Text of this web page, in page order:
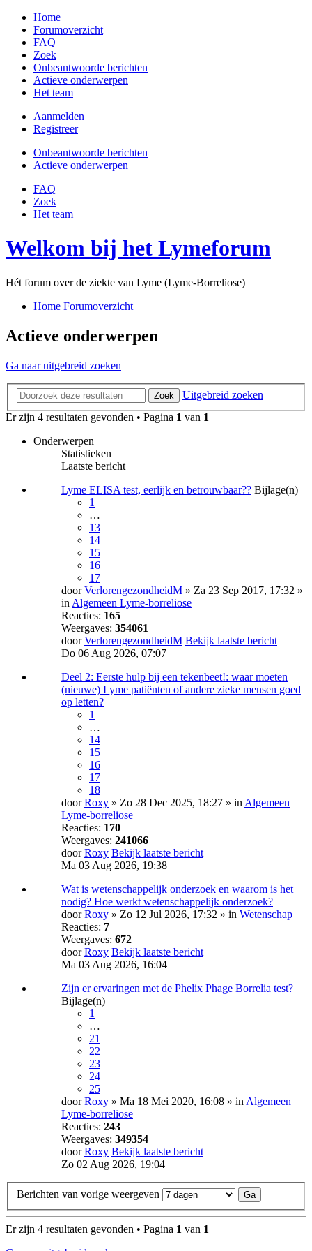
Home
Forumoverzicht
FAQ
Zoek
Onbeantwoorde berichten
Actieve onderwerpen
Het team
Aanmelden
Registreer
Onbeantwoorde berichten
Actieve onderwerpen
FAQ
Zoek
Het team
Welkom bij het Lymeforum
Hét forum over de ziekte van Lyme (Lyme-Borreliose)
Home Forumoverzicht
Actieve onderwerpen
Ga naar uitgebreid zoeken
Zoek
Uitgebreid zoeken
Er zijn 4 resultaten gevonden • Pagina 1 van 1
Onderwerpen
Statistieken
Laatste bericht
Lyme ELISA test, eerlijk en betrouwbaar?? Bijlage(n)
1
…
13
14
15
16
17
doorVerlorengezondheidM » Za 23 Sep 2017, 17:32 »
in Algemeen Lyme-borreliose
Reacties: 165
Weergaves: 354061
doorVerlorengezondheidM Bekijk laatste bericht
Do 06 Aug 2026, 07:07
Deel 2: Eerste hulp bij een tekenbeet!: waar moeten
(nieuwe) Lyme patiënten of andere zieke mensen goed
op letten?
1
…
14
15
16
17
18
doorRoxy » Zo 28 Dec 2025, 18:27 » in Algemeen
Lyme-borreliose
Reacties: 170
Weergaves: 241066
doorRoxy Bekijk laatste bericht
Ma 03 Aug 2026, 19:38
Wat is wetenschappelijk onderzoek en waarom is het
nodig? Hoe werkt wetenschappelijk onderzoek?
doorRoxy » Zo 12 Jul 2026, 17:32 » in Wetenschap
Reacties: 7
Weergaves: 672
doorRoxy Bekijk laatste bericht
Ma 03 Aug 2026, 16:04
Zijn er ervaringen met de Phelix Phage Borrelia test?
Bijlage(n)
1
…
21
22
23
24
25
doorRoxy » Ma 18 Mei 2020, 16:08 » in Algemeen
Lyme-borreliose
Reacties: 243
Weergaves: 349354
doorRoxy Bekijk laatste bericht
Zo 02 Aug 2026, 19:04
Berichten van vorige weergeven
Er zijn 4 resultaten gevonden • Pagina 1 van 1